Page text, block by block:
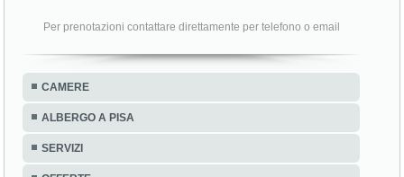
Per prenotazioni contattare direttamente per telefono o email
CAMERE
ALBERGO A PISA
SERVIZI